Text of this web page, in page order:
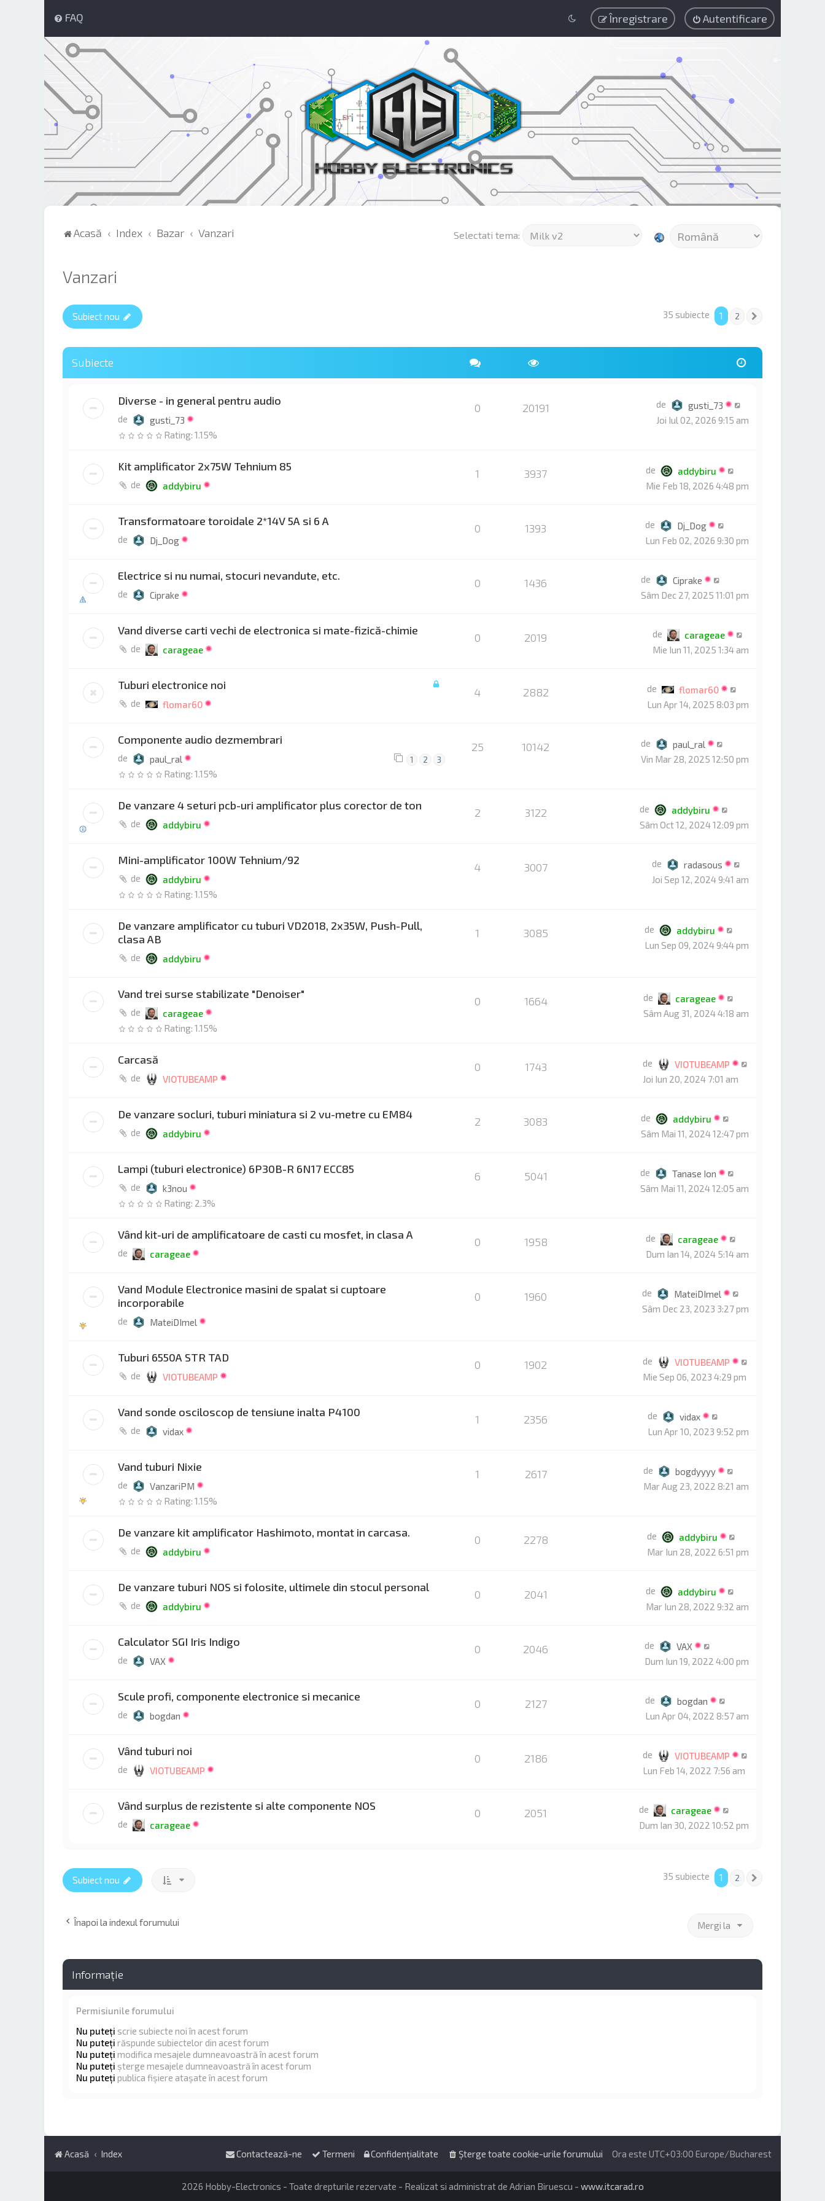
FAQ Autentificare
Înregistrare
Acasă Index Bazar Vanzari Selectati tema:
Vanzari
Subiect nou 35 subiecte 1 2
Subiecte
Diverse - in general pentru audio
de
gusti_73
Rating: 1.15%
0 20191 de
gusti_73
Joi Iul 02, 2026 9:15 am
Kit amplificator 2x75W Tehnium 85
de addybiru
1 3937 de
addybiru
Mie Feb 18, 2026 4:48 pm
Transformatoare toroidale 2*14V 5A si 6 A
de Dj_Dog
0 1393 de
Dj_Dog
Lun Feb 02, 2026 9:30 pm
Electrice si nu numai, stocuri nevandute, etc.
de Ciprake
0 1436 de
Ciprake
Sâm Dec 27, 2025 11:01 pm
Vand diverse carti vechi de electronica si mate-fizică-chimie
de carageae
0 2019 de
carageae
Mie Iun 11, 2025 1:34 am
Tuburi electronice noi
de flomar60
4 2882 de
flomar60
Lun Apr 14, 2025 8:03 pm
Componente audio dezmembrari
de paul_ral 1 2 3
Rating: 1.15%
25 10142 de
paul_ral
Vin Mar 28, 2025 12:50 pm
De vanzare 4 seturi pcb-uri amplificator plus corector de ton
de addybiru
2 3122 de
addybiru
Sâm Oct 12, 2024 12:09 pm
Mini-amplificator 100W Tehnium/92
de
addybiru
Rating: 1.15%
4 3007 de
radasous
Joi Sep 12, 2024 9:41 am
De vanzare amplificator cu tuburi VD2018, 2x35W, Push-Pull,
clasa AB
de addybiru
1 3085 de
addybiru
Lun Sep 09, 2024 9:44 pm
Vand trei surse stabilizate "Denoiser"
de
carageae
Rating: 1.15%
0 1664 de
carageae
Sâm Aug 31, 2024 4:18 am
Carcasă
de VIOTUBEAMP
0 1743 de
VIOTUBEAMP
Joi Iun 20, 2024 7:01 am
De vanzare socluri, tuburi miniatura si 2 vu-metre cu EM84
de addybiru
2 3083 de
addybiru
Sâm Mai 11, 2024 12:47 pm
Lampi (tuburi electronice) 6P30B-R 6N17 ECC85
de
k3nou
Rating: 2.3%
6 5041 de
Tanase Ion
Sâm Mai 11, 2024 12:05 am
Vând kit-uri de amplificatoare de casti cu mosfet, in clasa A
de carageae
0 1958 de
carageae
Dum Ian 14, 2024 5:14 am
Vand Module Electronice masini de spalat si cuptoare
incorporabile
de MateiDImel
0 1960 de
MateiDImel
Sâm Dec 23, 2023 3:27 pm
Tuburi 6550A STR TAD
de VIOTUBEAMP
0 1902 de
VIOTUBEAMP
Mie Sep 06, 2023 4:29 pm
Vand sonde osciloscop de tensiune inalta P4100
de vidax
1 2356 de
vidax
Lun Apr 10, 2023 9:52 pm
Vand tuburi Nixie
de
VanzariPM
Rating: 1.15%
1 2617 de
bogdyyyy
Mar Aug 23, 2022 8:21 am
De vanzare kit amplificator Hashimoto, montat in carcasa.
de addybiru
0 2278 de
addybiru
Mar Iun 28, 2022 6:51 pm
De vanzare tuburi NOS si folosite, ultimele din stocul personal
de addybiru
0 2041 de
addybiru
Mar Iun 28, 2022 9:32 am
Calculator SGI Iris Indigo
de VAX
0 2046 de
VAX
Dum Iun 19, 2022 4:00 pm
Scule profi, componente electronice si mecanice
de bogdan
0 2127 de
bogdan
Lun Apr 04, 2022 8:57 am
Vând tuburi noi
de VIOTUBEAMP
0 2186 de
VIOTUBEAMP
Lun Feb 14, 2022 7:56 am
Vând surplus de rezistente si alte componente NOS
de carageae
0 2051 de
carageae
Dum Ian 30, 2022 10:52 pm
Subiect nou 35 subiecte 1 2
Înapoi la indexul forumului Mergi la
Informaţie
Permisiunile forumului
Nu puteţi scrie subiecte noi în acest forum
Nu puteţi răspunde subiectelor din acest forum
Nu puteţi modifica mesajele dumneavoastră în acest forum
Nu puteţi şterge mesajele dumneavoastră în acest forum
Nu puteţi publica fişiere ataşate în acest forum
Acasă Index Ora este UTC+03:00 Europe/Bucharest
Şterge toate cookie-urile forumului
Confidențialitate
Termeni
Contactează-ne
2026 Hobby-Electronics - Toate drepturile rezervate - Realizat si administrat de Adrian Biruescu - www.itcarad.ro